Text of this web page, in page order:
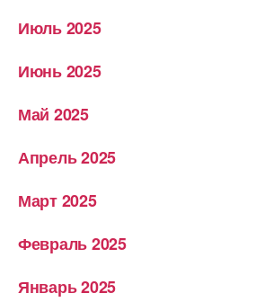
Июль 2025
Июнь 2025
Май 2025
Апрель 2025
Март 2025
Февраль 2025
Январь 2025